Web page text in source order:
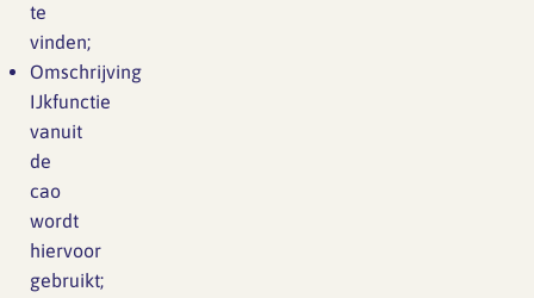
te
vinden;
Omschrijving
IJkfunctie
vanuit
de
cao
wordt
hiervoor
gebruikt;